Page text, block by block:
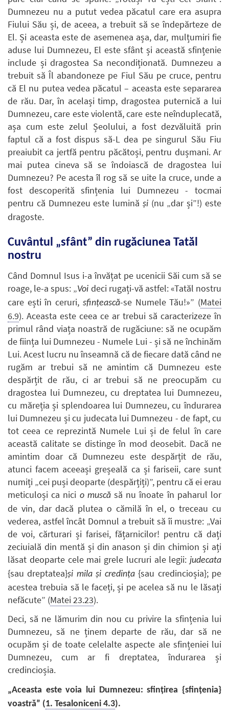
Dumnezeu nu a putut vedea păcatul care era asupra
Fiului Său și, de aceea, a trebuit să se îndepărteze de
El. Și aceasta este de asemenea așa, dar, mulțumiri fie
aduse lui Dumnezeu, El este sfânt și această sfințenie
include și dragostea Sa necondiționată. Dumnezeu a
trebuit să Îl abandoneze pe Fiul Său pe cruce, pentru
că El nu putea vedea păcatul – aceasta este separarea
de rău. Dar, în același timp, dragostea puternică a lui
Dumnezeu, care este violentă, care este neînduplecată,
așa cum este zelul Șeolului, a fost dezvăluită prin
faptul că a fost dispus să-L dea pe singurul Său Fiu
preaiubit ca jertfă pentru păcătoși, pentru dușmani. Ar
mai putea cineva să se îndoiască de dragostea lui
Dumnezeu? Pe acesta îl rog să se uite la cruce, unde a
fost descoperită sfințenia lui Dumnezeu - tocmai
pentru că Dumnezeu este lumină și(nu „dar și”!) este
dragoste.
Cuvântul „sfânt” din rugăciunea Tatăl
nostru
Când Domnul Isus i-a învățat pe ucenicii Săi cum să se
roage, le-a spus: „Voi deci rugați-vă astfel: «Tatăl nostru
care ești în ceruri, sfințească-se Numele Tău!»” (Matei
6.9). Aceasta este ceea ce ar trebui să caracterizeze în
primul rând viața noastră de rugăciune: să ne ocupăm
de ființa lui Dumnezeu - Numele Lui - și să ne închinăm
Lui. Acest lucru nu înseamnă că de fiecare dată când ne
rugăm ar trebui să ne amintim că Dumnezeu este
despărțit de rău, ci ar trebui să ne preocupăm cu
dragostea lui Dumnezeu, cu dreptatea lui Dumnezeu,
cu măreția și splendoarea lui Dumnezeu, cu îndurarea
lui Dumnezeu și cu judecata lui Dumnezeu - de fapt, cu
tot ceea ce reprezintă Numele Lui și de felul în care
această calitate se distinge în mod deosebit. Dacă ne
amintim doar că Dumnezeu este despărțit de rău,
atunci facem aceeași greșeală ca și fariseii, care sunt
numiți „cei puși deoparte (despărțiți)”, pentru că ei erau
meticuloși ca nici o muscăsă nu înoate în paharul lor
de vin, dar dacă plutea o cămilă în el, o treceau cu
vederea, astfel încât Domnul a trebuit să îi mustre: „Vai
de voi, cărturari și farisei, fățarnicilor! pentru că dați
zeciuială din mentă și din anason și din chimion și ați
lăsat deoparte cele mai grele lucruri ale legii: judecata
{sau dreptatea}și mila și credința{sau credincioșia}; pe
acestea trebuia să le faceți, și pe acelea să nu le lăsați
nefăcute” (Matei 23.23).
Deci, să ne lămurim din nou cu privire la sfințenia lui
Dumnezeu, să ne ținem departe de rău, dar să ne
ocupăm și de toate celelalte aspecte ale sfințeniei lui
Dumnezeu, cum ar fi dreptatea, îndurarea și
credincioșia.
„Aceasta este voia lui Dumnezeu: sfințirea {sfințenia}
voastră” (1. Tesaloniceni 4.3).